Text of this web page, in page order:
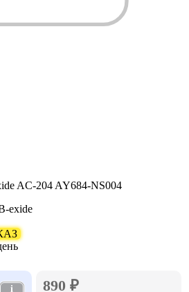
AC-204 AY684-NS004
exide
i
890 ₽